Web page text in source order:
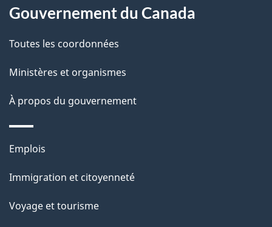
l
a
p
a
g
e
Gouvernement du Canada
Toutes les coordonnées
Ministères et organismes
À propos du gouvernement
Thèmes
sujets
Emplois
Immigration et citoyenneté
Voyage et tourisme